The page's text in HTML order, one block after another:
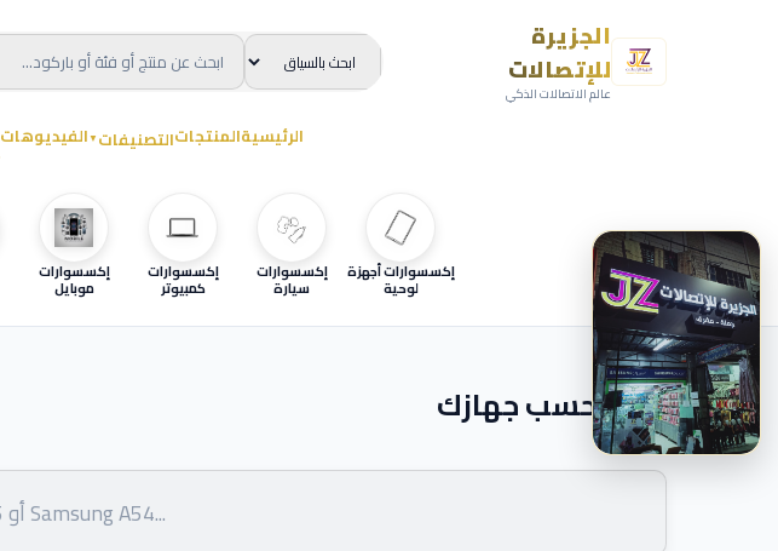
الجزيرة
للإتصالات
عالم الاتصالات الذكي
الرئيسيةالمنتجاتالتصنيفات ▼الفيديوهات
إكسسوارات أجهزة
لوحية
إكسسوارات
سيارة
إكسسوارات
كمبيوتر
إكسسوارات
موبايل
ابحث حسب جهازك